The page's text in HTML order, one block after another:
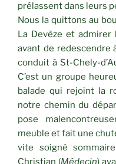
prélassent dans leurs
Nous la quittons au
La Devèze et
avant de redescendre
conduit à St-Chely-
C’est un groupe
balade qui rejoint la
notre chemin du
pose
meuble et fait une
vite soigné
Christian (Médecin)